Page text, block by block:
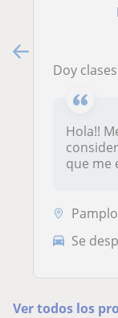
Doy clases particulares a
Hola!!
que me
Se
Ver todos los